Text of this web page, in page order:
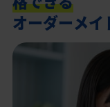
オーダーメ